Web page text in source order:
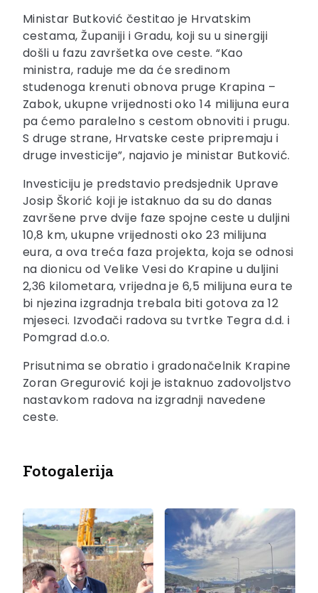
Ministar Butković čestitao je Hrvatskim
cestama, Županiji i Gradu, koji su u sinergiji
došli u fazu završetka ove ceste. “Kao
ministra, raduje me da će sredinom
studenoga krenuti obnova pruge Krapina –
Zabok, ukupne vrijednosti oko 14 milijuna eura
pa ćemo paralelno s cestom obnoviti i prugu.
S druge strane, Hrvatske ceste pripremaju i
druge investicije”, najavio je ministar Butković.
Investiciju je predstavio predsjednik Uprave
Josip Škorić koji je istaknuo da su do danas
završene prve dvije faze spojne ceste u duljini
10,8 km, ukupne vrijednosti oko 23 milijuna
eura, a ova treća faza projekta, koja se odnosi
na dionicu od Velike Vesi do Krapine u duljini
2,36 kilometara, vrijedna je 6,5 milijuna eura te
bi njezina izgradnja trebala biti gotova za 12
mjeseci. Izvođači radova su tvrtke Tegra d.d. i
Pomgrad d.o.o.
Prisutnima se obratio i gradonačelnik Krapine
Zoran Gregurović koji je istaknuo zadovoljstvo
nastavkom radova na izgradnji navedene
ceste.
Fotogalerija